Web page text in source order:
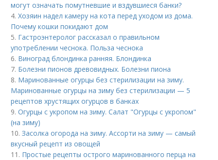
могут означать помутневшие и вздувшиеся банки?
4.Хозяин надел камеру на кота перед уходом из дома.
Почему кошки покидают дом
5. Гастроэнтеролог рассказал о правильном
употреблении чеснока. Польза чеснока
6. Виноград блондинка ранняя. Блондинка
7. Болезни пионов древовидных. Болезни пиона
8. Маринованные огурцы без стерилизации на зиму.
Маринованные огурцы на зиму без стерилизации — 5
рецептов хрустящих огурцов в банках
9.Огурцы с укропом на зиму. Салат "Огурцы с укропом"
(на зиму)
10.Засолка огорода на зиму. Ассорти на зиму — самый
вкусный рецепт из овощей
11. Простые рецепты острого маринованного перца на